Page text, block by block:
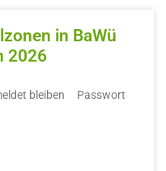
in BaWü
2026
bleiben Passwort